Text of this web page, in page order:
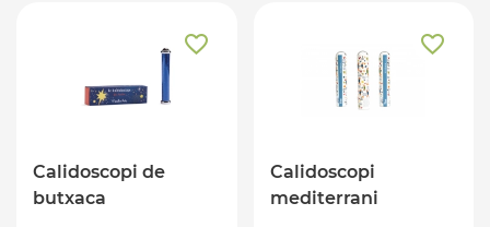
Calidoscopi de
butxaca
Calidoscopi
mediterrani